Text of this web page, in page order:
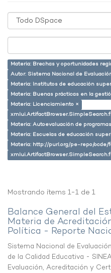
Materia: Brechas y oportunidades
Autor: Sistema Nacional de
Materia: Institutos de educación
Materia: Buenas prácticas en la
Materia: Licenciamiento ×
Materia: Autoevaluación de
Materia: Escuelas de educación
Materia: http://purl.org/pe-repo/ocde/
Mostrando ítems 1-1 de 1
Balance General del
Materia de
Política - Reporte
Sistema Nacional de
de la Calidad Educativa -
Evaluación, Acreditación y